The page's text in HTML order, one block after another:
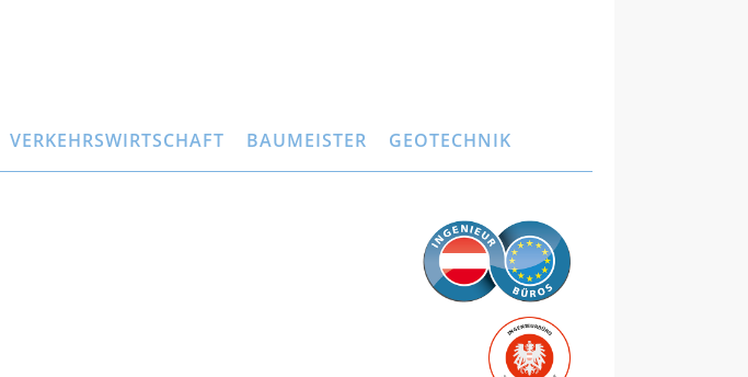
VERKEHRSWIRTSCHAFT BAUMEISTER GEOTECHNIK